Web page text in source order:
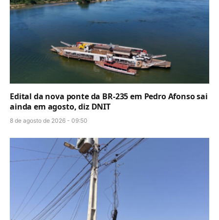
Edital da nova ponte da BR-235 em Pedro Afonso sai
ainda em agosto, diz DNIT
8 de agosto de 2026 - 09:50